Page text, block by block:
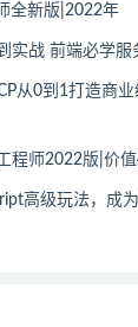
全新版|2022年
实战 前端必学
从0到1打造商
程师2022版|价
高级玩法，成